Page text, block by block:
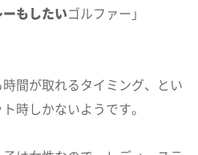
もしたいゴルファー」
間が取れるタイミング、とい
時しかないようです。